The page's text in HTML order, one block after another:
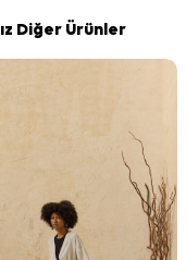
Diğer Ürünler